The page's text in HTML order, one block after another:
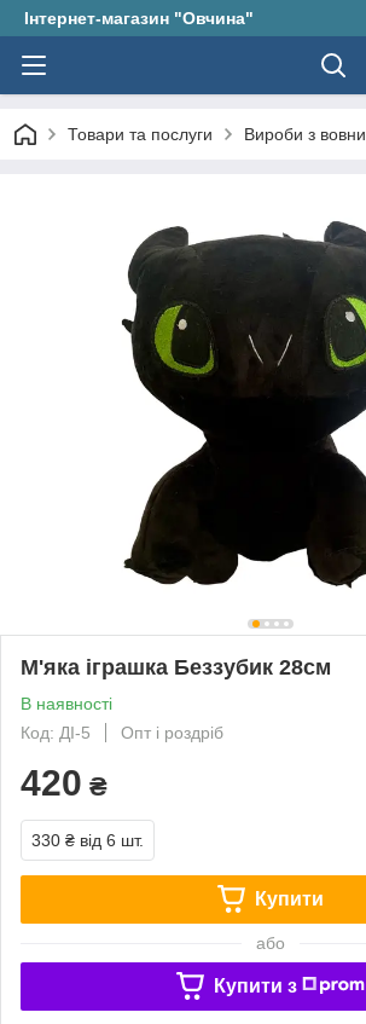
Інтернет-магазин "Овчина"
Товари та послуги Вироби з вовни
М'яка іграшка Беззубик 28см
В наявності
Код: ДІ-5
Опт і роздріб
420 ₴
330 ₴ від 6 шт.
Купити
або
Купити з